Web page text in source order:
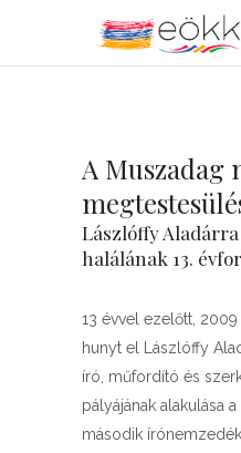
A Muszadag
Lászlóffy
halálának 13.
13 évvel ezelőtt,
hunyt el Lászlóffy
író, műfordító és
pályájának alakulása
második